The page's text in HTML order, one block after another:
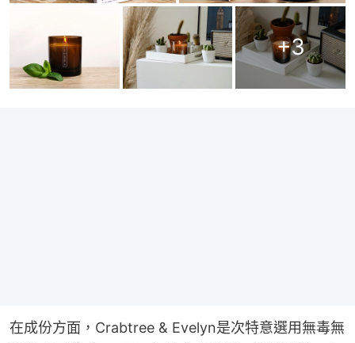
+3
在成份方面，Crabtree & Evelyn是次特意選用無毒無